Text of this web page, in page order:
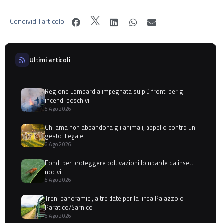
Condividi l'articolo:
Ultimi articoli
Regione Lombardia impegnata su più fronti per gli
incendi boschivi
6 Ago 2026
Chi ama non abbandona gli animali, appello contro un
gesto illegale
6 Ago 2026
Fondi per proteggere coltivazioni lombarde da insetti
nocivi
6 Ago 2026
Treni panoramici, altre date per la linea Palazzolo-
Paratico/Sarnico
6 Ago 2026